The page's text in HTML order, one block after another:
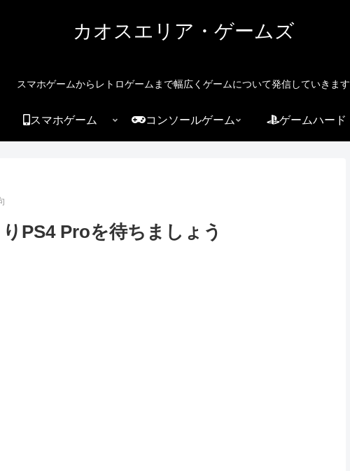
カオスエリア・ゲームズ
スマホゲームからレトロゲームまで幅広くゲームについて発信していきます
スマホゲーム コンソールゲーム ゲームハード
PS4 Proを待ちましょう